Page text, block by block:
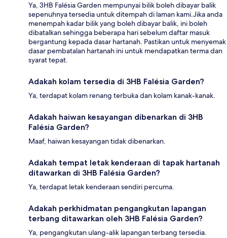
Ya, 3HB Falésia Garden mempunyai bilik boleh dibayar balik
sepenuhnya tersedia untuk ditempah di laman kami.Jika anda
menempah kadar bilik yang boleh dibayar balik, ini boleh
dibatalkan sehingga beberapa hari sebelum daftar masuk
bergantung kepada dasar hartanah. Pastikan untuk menyemak
dasar pembatalan hartanah ini untuk mendapatkan terma dan
syarat tepat.
Adakah kolam tersedia di 3HB Falésia Garden?
Ya, terdapat kolam renang terbuka dan kolam kanak-kanak.
Adakah haiwan kesayangan dibenarkan di 3HB
Falésia Garden?
Maaf, haiwan kesayangan tidak dibenarkan.
Adakah tempat letak kenderaan di tapak hartanah
ditawarkan di 3HB Falésia Garden?
Ya, terdapat letak kenderaan sendiri percuma.
Adakah perkhidmatan pengangkutan lapangan
terbang ditawarkan oleh 3HB Falésia Garden?
Ya, pengangkutan ulang-alik lapangan terbang tersedia.